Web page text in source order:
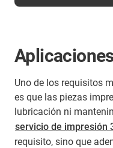
Uno de los requisitos
es que las piezas
lubricación ni
servicio de impresión
requisito, sino que